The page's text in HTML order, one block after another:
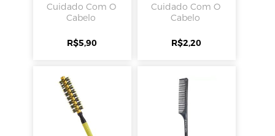
Cuidado Com O
Cabelo
R$5,90
Cuidado Com O
Cabelo
R$2,20